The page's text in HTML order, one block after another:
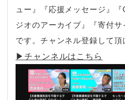
ュー』『応援メッセージ』
ジオのアーカイブ』『寄付
です。チャンネル登録して頂
▶︎チャンネルはこちら